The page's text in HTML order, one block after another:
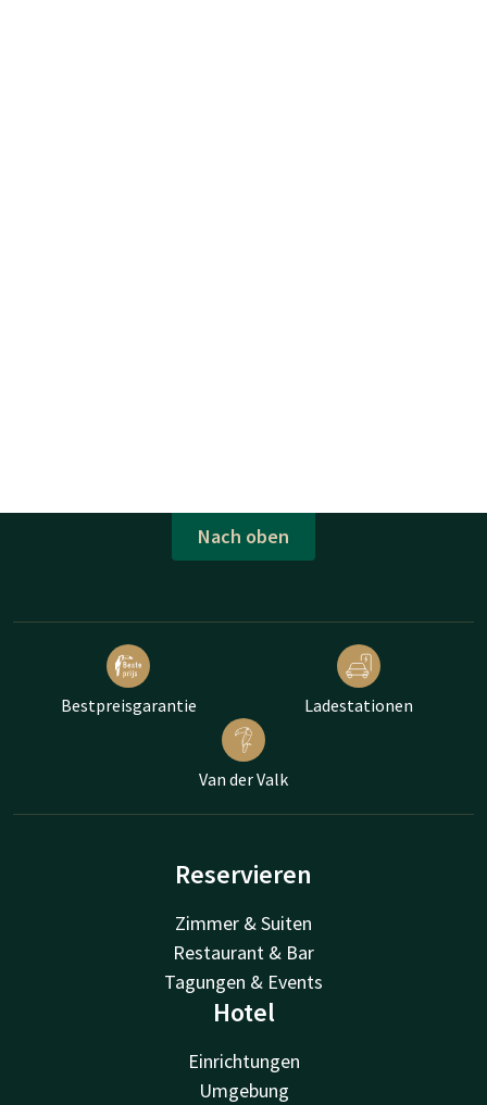
Nach oben
Bestpreisgarantie Ladestationen
Van der Valk
Reservieren
Zimmer & Suiten
Restaurant & Bar
Tagungen & Events
Hotel
Einrichtungen
Umgebung